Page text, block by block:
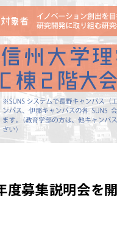
募集説明会を